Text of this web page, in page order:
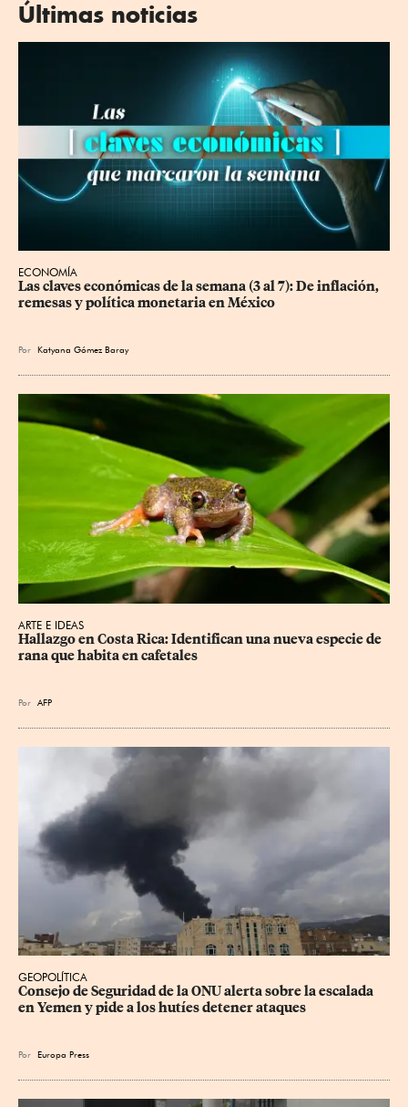
Últimas noticias
ECONOMÍA
Las claves económicas de la semana (3 al 7): De inflación,
remesas y política monetaria en México
Por Katyana Gómez Baray
ARTE E IDEAS
Hallazgo en Costa Rica: Identifican una nueva especie de
rana que habita en cafetales
Por AFP
GEOPOLÍTICA
Consejo de Seguridad de la ONU alerta sobre la escalada
en Yemen y pide a los hutíes detener ataques
Por Europa Press